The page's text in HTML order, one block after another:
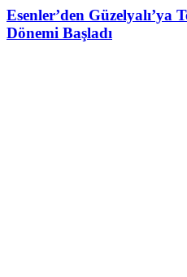
Esenler’den Güzelyalı’ya
Dönemi Başladı